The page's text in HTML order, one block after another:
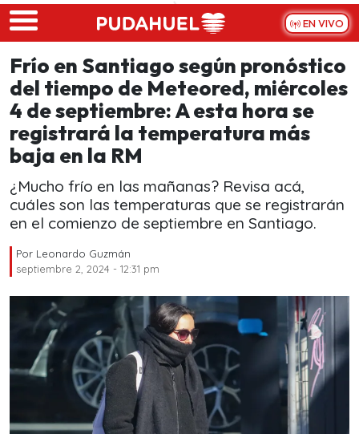
Skip to main content
EN VIVO
Frío en Santiago según pronóstico
del tiempo de Meteored, miércoles
4 de septiembre: A esta hora se
registrará la temperatura más
baja en la RM
¿Mucho frío en las mañanas? Revisa acá,
cuáles son las temperaturas que se registrarán
en el comienzo de septiembre en Santiago.
Por Leonardo Guzmán
septiembre 2, 2024 - 12:31 pm